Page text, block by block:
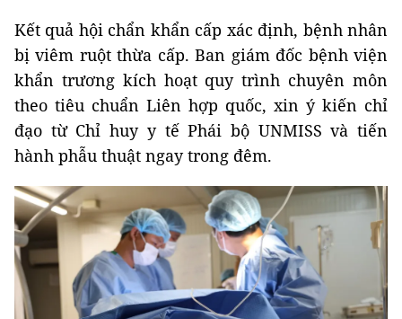
Kết quả hội chẩn khẩn cấp xác định, bệnh nhân
bị viêm ruột thừa cấp. Ban giám đốc bệnh viện
khẩn trương kích hoạt quy trình chuyên môn
theo tiêu chuẩn Liên hợp quốc, xin ý kiến chỉ
đạo từ Chỉ huy y tế Phái bộ UNMISS và tiến
hành phẫu thuật ngay trong đêm.